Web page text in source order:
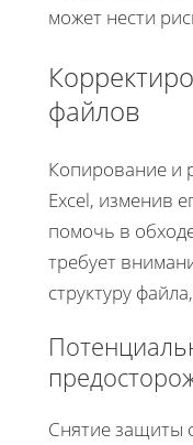
может нести
файлов
Копирование и
Excel, изменив
помочь в
требует
структуру
Снятие защиты